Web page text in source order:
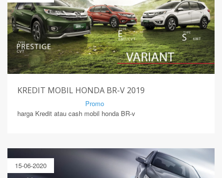
KREDIT MOBIL HONDA BR-V 2019
Promo
harga Kredit atau cash mobil honda BR-v
15-06-2020